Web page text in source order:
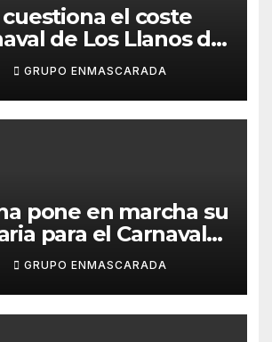
cuestiona el coste
de Los Llanos de
reclama mayor
gasto municipal
GRUPO ENMASCARADA
pone en marcha su
para el Carnaval
los primeros
Lucas Darias
GRUPO ENMASCARADA